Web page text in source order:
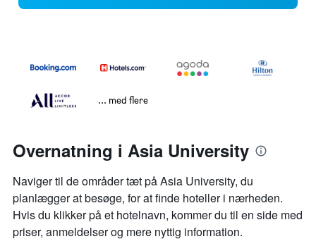
... med flere
Overnatning i Asia University
Naviger til de områder tæt på Asia University, du
planlægger at besøge, for at finde hoteller i nærheden.
Hvis du klikker på et hotelnavn, kommer du til en side med
priser, anmeldelser og mere nyttig information.